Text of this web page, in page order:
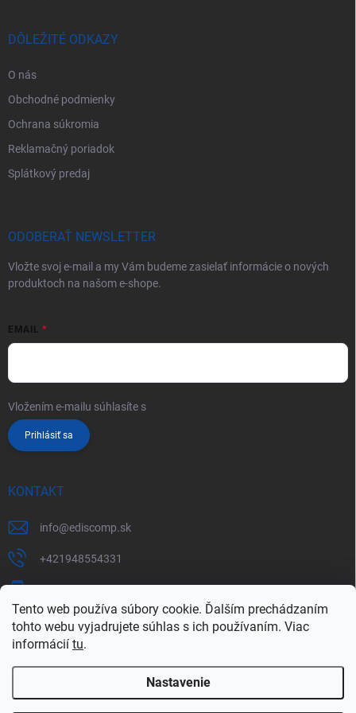
Tento web používa súbory cookie. Ďalším prechádzaním
tohto webu vyjadrujete súhlas s ich používaním. Viac
informácií tu.
Nastavenie
DÔLEŽITÉ ODKAZY
O nás
Obchodné podmienky
Ochrana súkromia
Reklamačný poriadok
Splátkový predaj
ODOBERAŤ NEWSLETTER
Vložte svoj e-mail a my Vám budeme zasielať informácie o nových
produktoch na našom e-shope.
EMAIL
Vložením e-mailu súhlasíte s
Prihlásiť sa
KONTAKT
info@ediscomp.sk
+421948554331